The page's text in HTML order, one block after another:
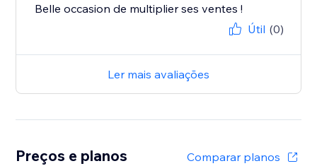
Belle occasion de multiplier ses ventes !
Útil (0)
Ler mais avaliações
Preços e planos Comparar planos